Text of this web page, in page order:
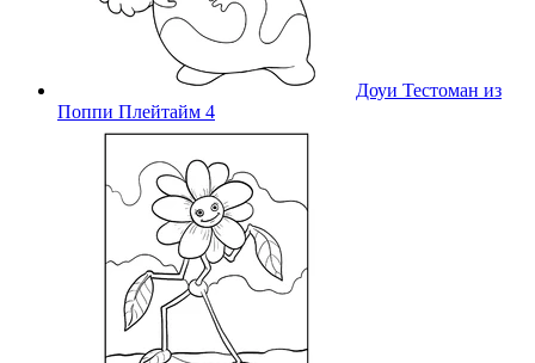
Доуи Тестоман из
Поппи Плейтайм 4